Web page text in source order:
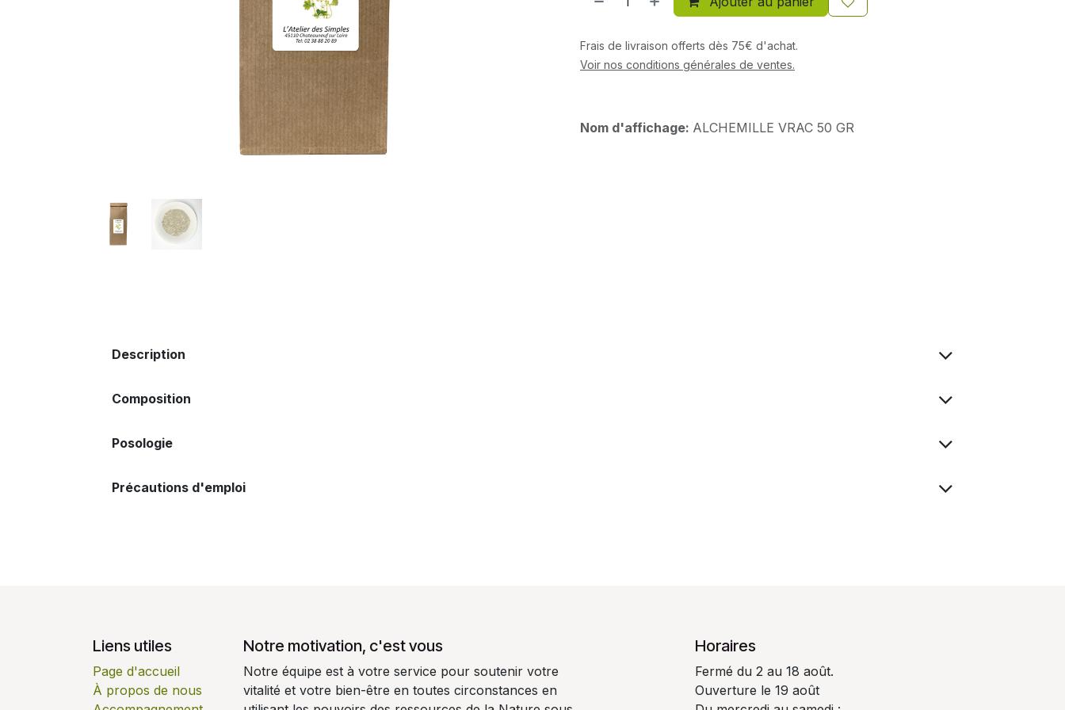
Frais de livraison offerts dès 75€ d'achat.
Voir nos conditions générales de ventes.
Nom d'affichage: ALCHEMILLE VRAC 50 GR
Description
Composition
Posologie
Précautions d'emploi
Liens utiles
Page d'accueil
À propos de nous
Notre motivation, c'est vous
Notre équipe est à votre service pour soutenir votre
vitalité et votre bien-être en toutes circonstances en
Horaires
Fermé du 2 au 18 août.
Ouverture le 19 août